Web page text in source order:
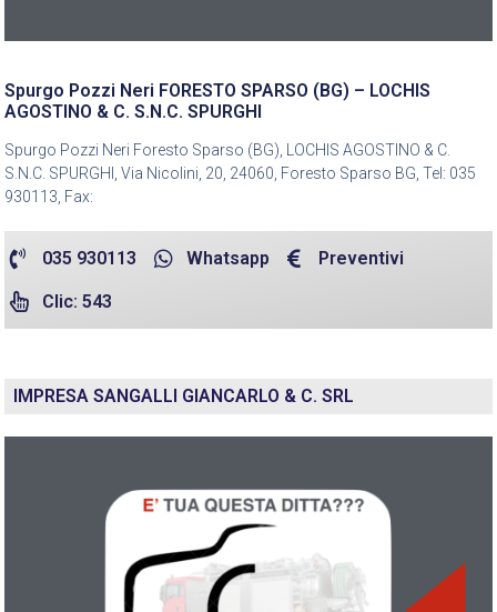
Spurgo Pozzi Neri FORESTO SPARSO (BG) – LOCHIS
AGOSTINO & C. S.N.C. SPURGHI
Spurgo Pozzi Neri Foresto Sparso (BG), LOCHIS AGOSTINO & C.
S.N.C. SPURGHI, Via Nicolini, 20, 24060, Foresto Sparso BG, Tel: 035
930113, Fax:
035 930113 Whatsapp Preventivi
Clic: 543
IMPRESA SANGALLI GIANCARLO & C. SRL